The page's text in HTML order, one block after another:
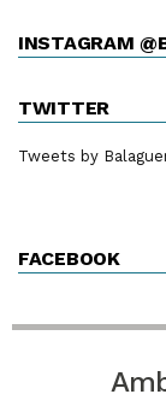
INSTAGRAM
TWITTER
Tweets by
FACEBOOK